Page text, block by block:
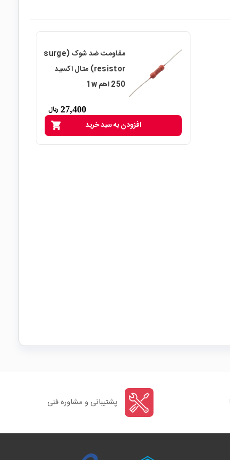
مقاومت ضد شوک (surge
resistor) متال اکسید
250 اهم 1w
27,400 ریال
shopping_cart افزودن به سبد خرید
پشتیبانی و مشاوره فنی